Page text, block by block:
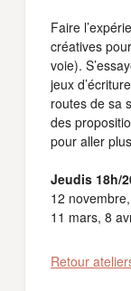
Faire
créatives
voie).
jeux
routes de sa
des
pour aller
Jeudis 18h/
12
11 mars, 8
Retour